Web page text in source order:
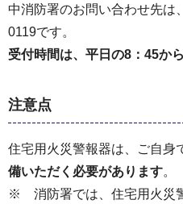
中消防署のお問い合わせ先は
0119です。
受付時間は、平日の8：45か
注意点
住宅用火災警報器は、ご自身
備いただく必要があります。
※ 消防署では、住宅用火災